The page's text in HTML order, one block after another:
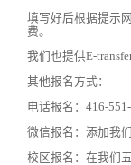
填写好后根据提示
费。
我们也提供E-
其他报名方式：
电话报名：416-
微信报名：添加我
校区报名：在我们